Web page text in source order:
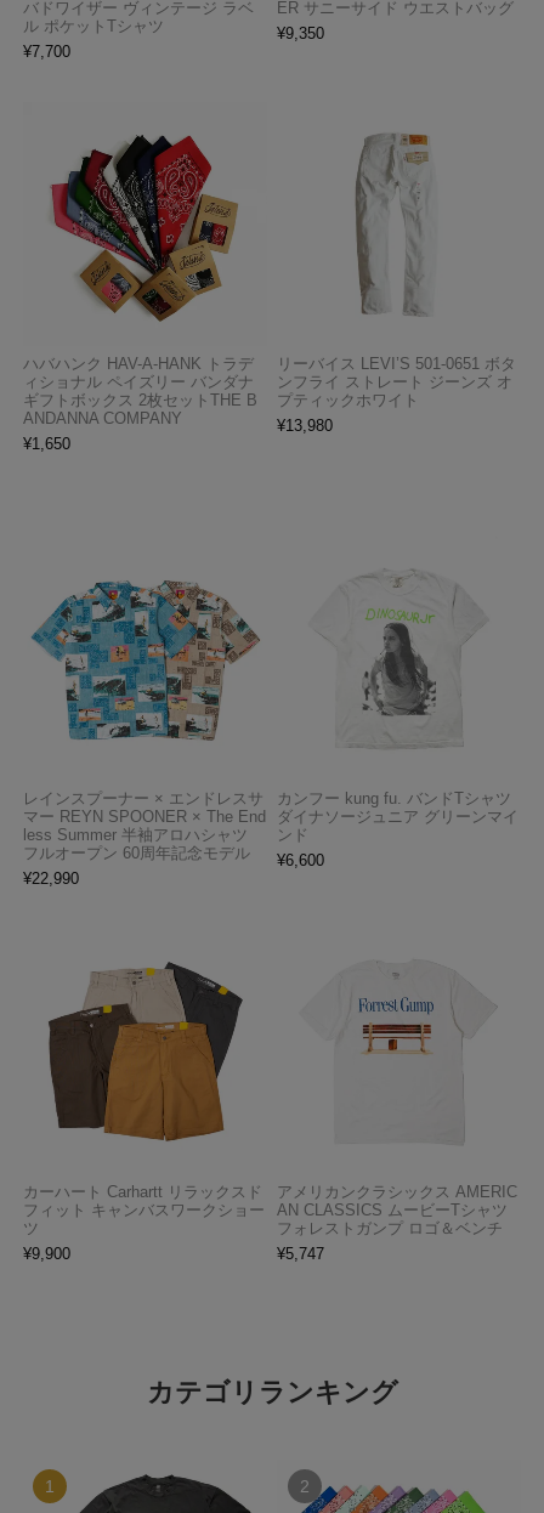
バドワイザー ヴィンテージ ラベ
ル ポケットTシャツ
¥7,700
ER サニーサイド ウエストバッグ
¥9,350
ハバハンク HAV-A-HANK トラデ
ィショナル ペイズリー バンダナ
ギフトボックス 2枚セットTHE B
ANDANNA COMPANY
¥1,650
リーバイス LEVI’S 501-0651 ボタ
ンフライ ストレート ジーンズ オ
プティックホワイト
¥13,980
レインスプーナー × エンドレスサ
マー REYN SPOONER × The End
less Summer 半袖アロハシャツ
フルオープン 60周年記念モデル
¥22,990
カンフー kung fu. バンドTシャツ
ダイナソージュニア グリーンマイ
ンド
¥6,600
カーハート Carhartt リラックスド
フィット キャンバスワークショー
ツ
¥9,900
アメリカンクラシックス AMERIC
AN CLASSICS ムービーTシャツ
フォレストガンプ ロゴ＆ベンチ
¥5,747
カテゴリランキング